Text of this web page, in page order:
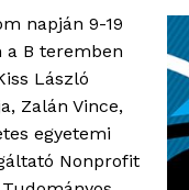
napján 9-19
a B teremben
László
Zalán Vince,
egyetemi
Nonprofit